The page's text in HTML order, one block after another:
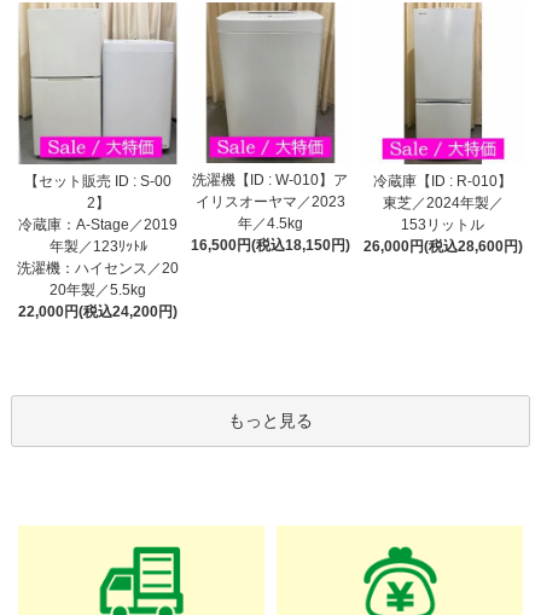
【セット販売 ID : S-00
2】
冷蔵庫：A-Stage／2019
年製／123ﾘｯﾄﾙ
洗濯機：ハイセンス／20
20年製／5.5kg
22,000円(税込24,200円)
洗濯機【ID : W-010】ア
イリスオーヤマ／2023
年／4.5kg
16,500円(税込18,150円)
冷蔵庫【ID : R-010】
東芝／2024年製／
153リットル
26,000円(税込28,600円)
もっと見る